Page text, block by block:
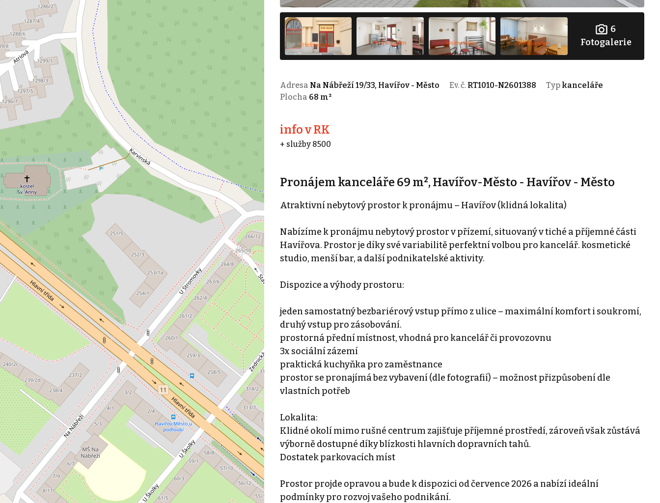
6
Fotogalerie
Adresa Na Nábřeží 19/33, Havířov - Město Ev. č. RT1010-N2601388 Typ kanceláře
Plocha 68 m²
info v RK
+ služby 8500
Pronájem kanceláře 69 m², Havířov-Město - Havířov - Město
Atraktivní nebytový prostor k pronájmu – Havířov (klidná lokalita)
Nabízíme k pronájmu nebytový prostor v přízemí, situovaný v tiché a příjemné části
Havířova. Prostor je díky své variabilitě perfektní volbou pro kancelář. kosmetické
studio, menší bar, a další podnikatelské aktivity.
Dispozice a výhody prostoru:
jeden samostatný bezbariérový vstup přímo z ulice – maximální komfort i soukromí,
druhý vstup pro zásobování.
prostorná přední místnost, vhodná pro kancelář či provozovnu
3x sociální zázemí
praktická kuchyňka pro zaměstnance
prostor se pronajímá bez vybavení (dle fotografií) – možnost přizpůsobení dle
vlastních potřeb
Lokalita:
Klidné okolí mimo rušné centrum zajišťuje příjemné prostředí, zároveň však zůstává
výborně dostupné díky blízkosti hlavních dopravních tahů.
Dostatek parkovacích míst
Prostor projde opravou a bude k dispozici od července 2026 a nabízí ideální
podmínky pro rozvoj vašeho podnikání.